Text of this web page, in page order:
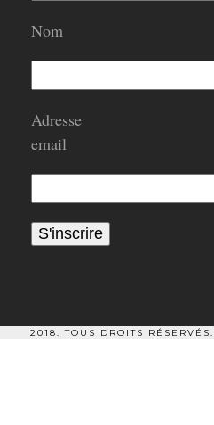
Nom
Adresse
email
2018. TOUS DROITS RÉSERVÉS.